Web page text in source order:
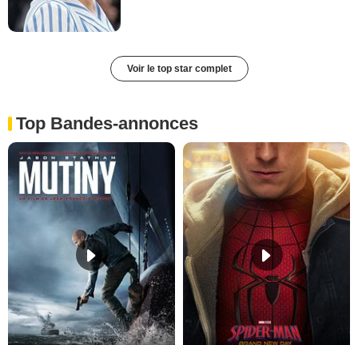
Voir le top star complet
Top Bandes-annonces